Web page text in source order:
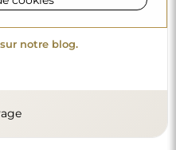
notre blog.